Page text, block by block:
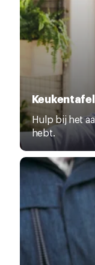
Hulp bij het
hebt.